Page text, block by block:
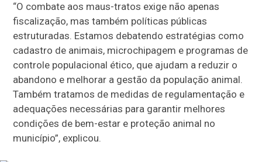
“O combate aos maus-tratos exige não apenas
fiscalização, mas também políticas públicas
estruturadas. Estamos debatendo estratégias como
cadastro de animais, microchipagem e programas de
controle populacional ético, que ajudam a reduzir o
abandono e melhorar a gestão da população animal.
Também tratamos de medidas de regulamentação e
adequações necessárias para garantir melhores
condições de bem-estar e proteção animal no
município”, explicou.